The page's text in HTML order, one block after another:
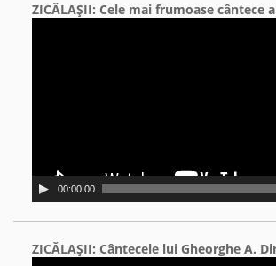
ZICĂLAŞII: Cele mai frumoase cântece
00:00:00
ZICĂLAŞII: Cântecele lui Gheorghe A.